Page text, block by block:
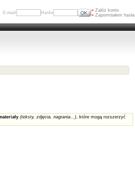
E-mail Hasło » Załóż konto
» Zapomniałem hasła
(teksty, zdjęcia, nagrania...), które mogą rozszerzyć